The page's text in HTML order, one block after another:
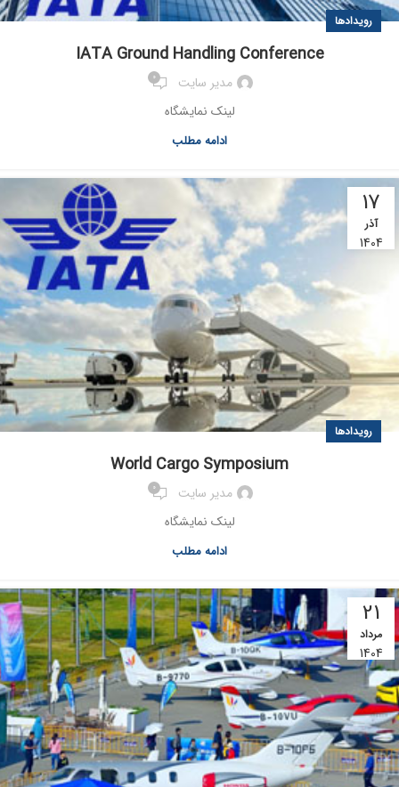
رویدادها
IATA Ground Handling Conference
مدیر سایت 0
لینک نمایشگاه
ادامه مطلب
17
آذر
1404
رویدادها
World Cargo Symposium
مدیر سایت 0
لینک نمایشگاه
ادامه مطلب
21
مرداد
1404